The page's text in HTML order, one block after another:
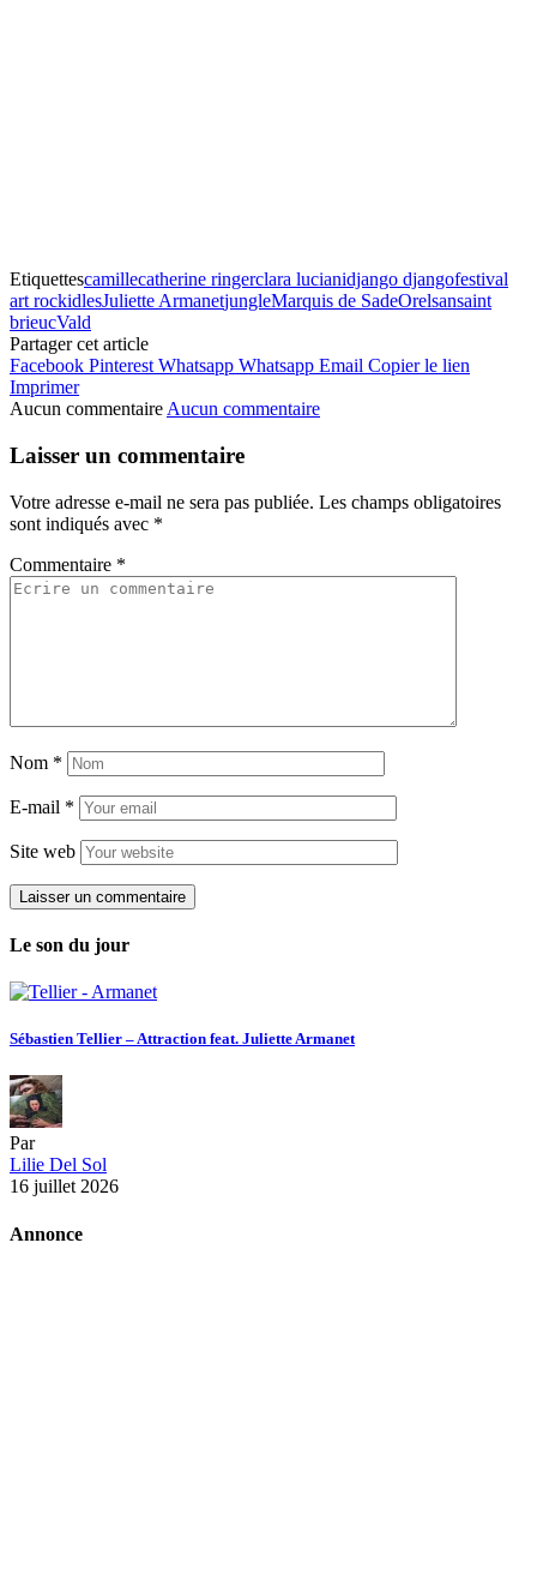
Etiquettescamillecatherine ringerclara lucianidjango djangofestival
art rockidlesJuliette ArmanetjungleMarquis de SadeOrelsansaint
brieucVald
Partager cet article
Facebook Pinterest Whatsapp Whatsapp Email Copier le lien
Imprimer
Aucun commentaire Aucun commentaire
Laisser un commentaire
Votre adresse e-mail ne sera pas publiée. Les champs obligatoires
sont indiqués avec *
Commentaire *
Nom *
E-mail *
Site web
Le son du jour
Sébastien Tellier – Attraction feat. Juliette Armanet
Par
Lilie Del Sol
16 juillet 2026
Annonce